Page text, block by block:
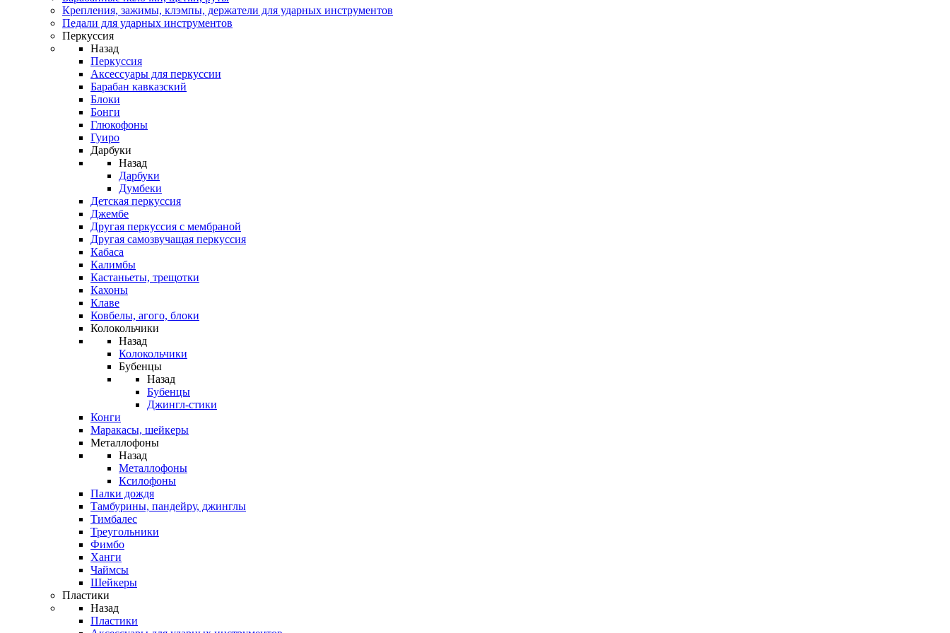
Крепления, зажимы, клэмпы, держатели для ударных инструментов
Педали для ударных инструментов
Перкуссия
Назад
Перкуссия
Аксессуары для перкуссии
Барабан кавказский
Блоки
Бонги
Глюкофоны
Гуиро
Дарбуки
Назад
Дарбуки
Думбеки
Детская перкуссия
Джембе
Другая перкуссия с мембраной
Другая самозвучащая перкуссия
Кабаса
Калимбы
Кастаньеты, трещотки
Кахоны
Клаве
Ковбелы, агого, блоки
Колокольчики
Назад
Колокольчики
Бубенцы
Назад
Бубенцы
Джингл-стики
Конги
Маракасы, шейкеры
Металлофоны
Назад
Металлофоны
Ксилофоны
Палки дождя
Тамбурины, пандейру, джинглы
Тимбалес
Треугольники
Фимбо
Ханги
Чаймсы
Шейкеры
Пластики
Назад
Пластики